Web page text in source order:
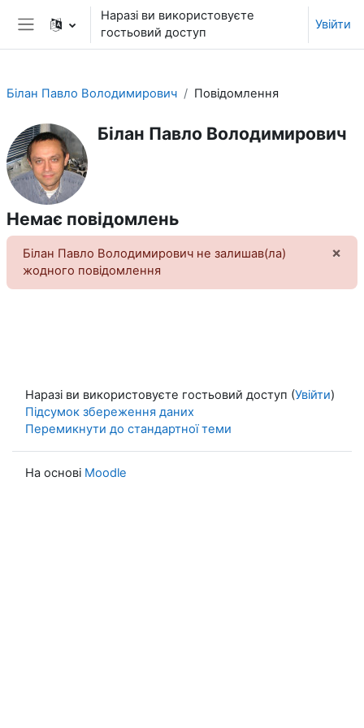
Перейти до головного вмісту
Бокова панель
Наразі ви використовуєте
гостьовий доступ
Увійти
Білан Павло Володимирович Повідомлення
Білан Павло Володимирович
Немає повідомлень
Білан Павло Володимирович не залишав(ла)
жодного повідомлення
×
Наразі ви використовуєте гостьовий доступ (Увійти)
Підсумок збереження даних
Перемикнути до стандартної теми
На основі Moodle